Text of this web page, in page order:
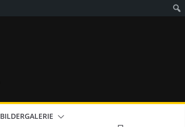
BILDERGALERIE